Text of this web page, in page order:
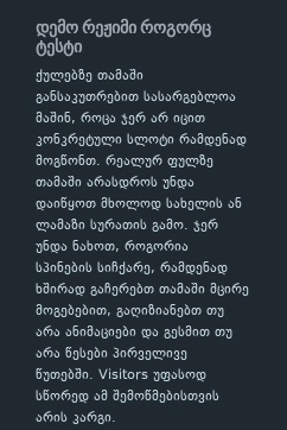
დემო რეჟიმი როგორც
ტესტი
ქულებზე თამაში
განსაკუთრებით სასარგებლოა
მაშინ, როცა ჯერ არ იცით
კონკრეტული სლოტი რამდენად
მოგწონთ. რეალურ ფულზე
თამაში არასდროს უნდა
დაიწყოთ მხოლოდ სახელის ან
ლამაზი სურათის გამო. ჯერ
უნდა ნახოთ, როგორია
სპინების სიჩქარე, რამდენად
ხშირად გაჩერებთ თამაში მცირე
მოგებებით, გაღიზიანებთ თუ
არა ანიმაციები და გესმით თუ
არა წესები პირველივე
წუთებში. Visitors უფასოდ
სწორედ ამ შემოწმებისთვის
არის კარგი.